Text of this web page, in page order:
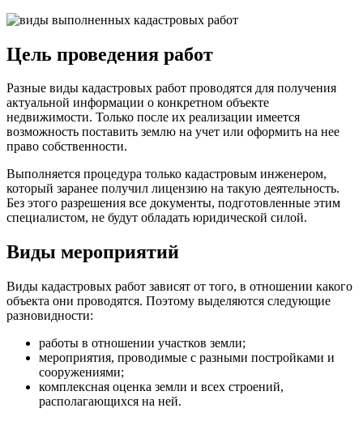
Цель проведения работ
Разные виды кадастровых работ проводятся для получения
актуальной информации о конкретном объекте
недвижимости. Только после их реализации имеется
возможность поставить землю на учет или оформить на нее
право собственности.
Выполняется процедура только кадастровым инженером,
который заранее получил лицензию на такую деятельность.
Без этого разрешения все документы, подготовленные этим
специалистом, не будут обладать юридической силой.
Виды мероприятий
Виды кадастровых работ зависят от того, в отношении какого
объекта они проводятся. Поэтому выделяются следующие
разновидности:
работы в отношении участков земли;
мероприятия, проводимые с разными постройками и
сооружениями;
комплексная оценка земли и всех строений,
располагающихся на ней.